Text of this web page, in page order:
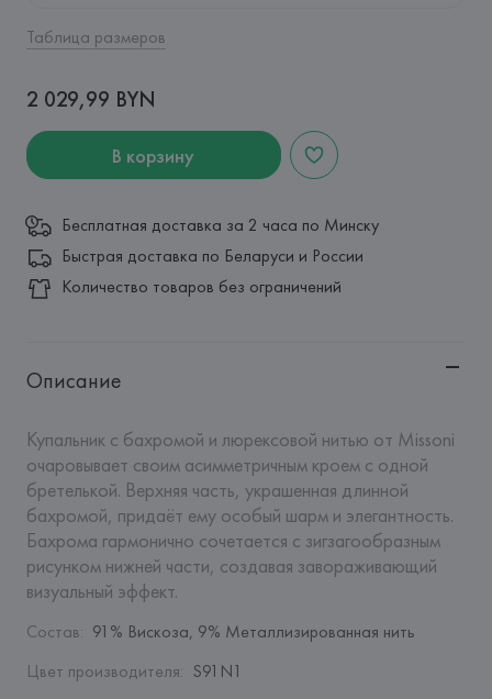
Таблица размеров
2 029,99 BYN
В корзину
Бесплатная доставка за 2 часа по Минску
Быстрая доставка по Беларуси и России
Количество товаров без ограничений
Описание
Купальник с бахромой и люрексовой нитью от Missoni
очаровывает своим асимметричным кроем с одной
бретелькой. Верхняя часть, украшенная длинной
бахромой, придаёт ему особый шарм и элегантность.
Бахрома гармонично сочетается с зигзагообразным
рисунком нижней части, создавая завораживающий
визуальный эффект.
Состав: 91% Вискоза, 9% Металлизированная нить
Цвет производителя: S91N1